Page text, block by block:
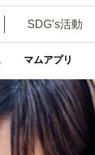
SDG’s活動
マムアプリ